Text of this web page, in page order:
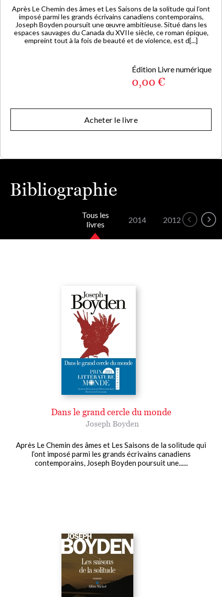
Après Le Chemin des âmes et Les Saisons de la solitude qui l’ont
imposé parmi les grands écrivains canadiens contemporains,
Joseph Boyden poursuit une œuvre ambitieuse. Situé dans les
espaces sauvages du Canada du XVIIe siècle, ce roman épique,
empreint tout à la fois de beauté et de violence, est d[...]
Édition Livre numérique
0,00 €
Acheter le livre
Bibliographie
Tous les
livres
2014 2012 2010
Dans le grand cercle du monde
Joseph Boyden
Après Le Chemin des âmes et Les Saisons de la solitude qui
l’ont imposé parmi les grands écrivains canadiens
contemporains, Joseph Boyden poursuit une......